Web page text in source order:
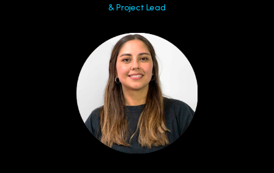
& Project Lead